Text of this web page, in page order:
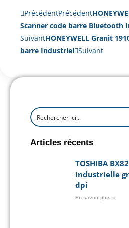
PrécédentPrécédent
Scanner code barre Bluetooth
SuivantHONEYWELL Granit
barre Industriel Suivant
Articles récents
TOSHIBA
industrielle
dpi
En savoir plus »